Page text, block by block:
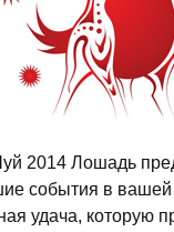
2014 Лошадь
события в
удача, которую